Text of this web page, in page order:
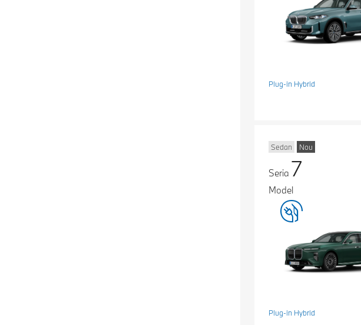
Plug-in Hybrid
Sedan Nou
Seria 7
Model
Plug-in Hybrid